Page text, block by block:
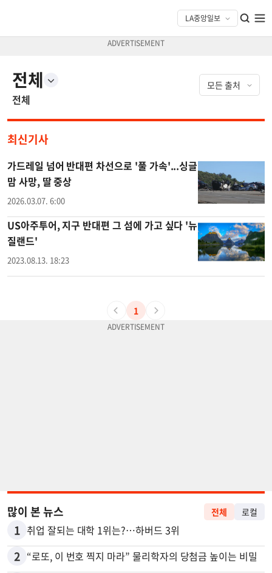
전체
전체
최신기사
가드레일 넘어 반대편 차선으로 '풀 가속'...싱글
맘 사망, 딸 중상
2026.03.07. 6:00
US아주투어, 지구 반대편 그 섬에 가고 싶다 '뉴
질랜드'
2023.08.13. 18:23
1
많이 본 뉴스 전체 로컬
1 취업 잘되는 대학 1위는?…하버드 3위
2 “로또, 이 번호 찍지 마라” 물리학자의 당첨금 높이는 비밀